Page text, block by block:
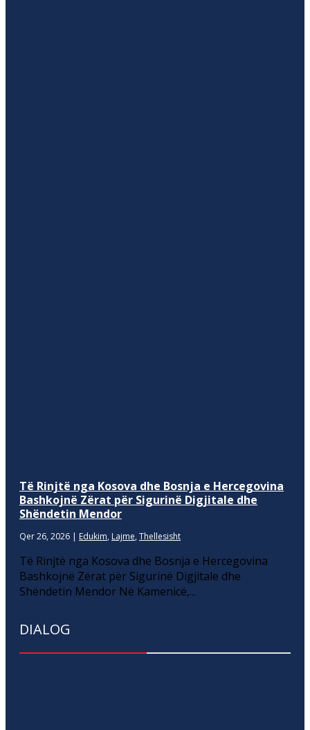
Të Rinjtë nga Kosova dhe Bosnja e Hercegovina
Bashkojnë Zërat për Sigurinë Digjitale dhe
Shëndetin Mendor
Qer 26, 2026 | Edukim, Lajme, Thellesisht
Të Rinjtë nga Kosova dhe Bosnja e Hercegovina
Bashkojnë Zërat për Sigurinë Digjitale dhe
Shëndetin Mendor Në Kamenicë,...
DIALOG